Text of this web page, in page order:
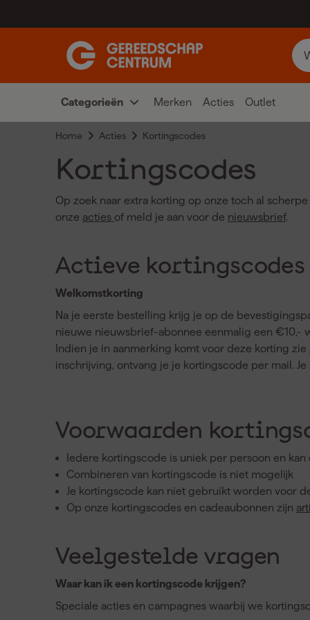
Categorieën Merken Acties Outlet
Home Acties Kortingscodes
Kortingscodes
Op zoek naar extra korting op onze toch al
onze acties of meld je aan voor de nieuwsbrief.
Actieve kortingscodes
Welkomstkorting
Na je eerste bestelling krijg je op de
nieuwe nieuwsbrief-abonnee eenmalig een €10,-
Indien je in aanmerking komt voor deze korting
inschrijving, ontvang je je kortingscode per mail.
Voorwaarden
Iedere kortingscode is uniek per persoon en
Combineren van kortingscode is niet mogelijk
Je kortingscode kan niet gebruikt worden voor
Op onze kortingscodes en cadeaubonnen zijn
Veelgestelde vragen
Waar kan ik een kortingscode krijgen?
Speciale acties en campagnes waarbij we